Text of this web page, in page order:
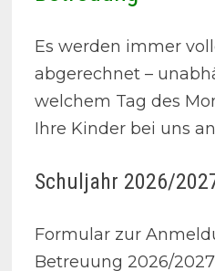
Es werden immer
abgerechnet –
welchem Tag des
Ihre Kinder bei uns
Schuljahr 2026/
Formular zur
Betreuung 2026/2027